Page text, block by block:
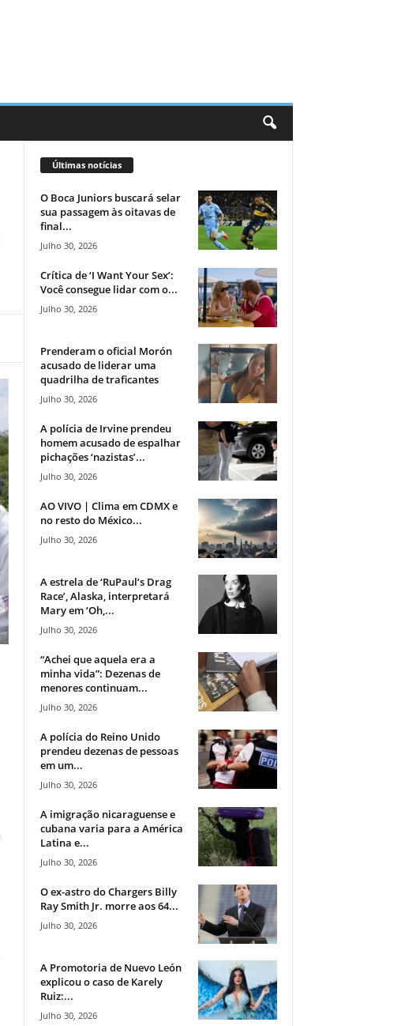
Últimas notícias
O Boca Juniors buscará selar
sua passagem às oitavas de
final...
Julho 30, 2026
Crítica de ‘I Want Your Sex’:
Você consegue lidar com o...
Julho 30, 2026
Prenderam o oficial Morón
acusado de liderar uma
quadrilha de traficantes
Julho 30, 2026
A polícia de Irvine prendeu
homem acusado de espalhar
pichações ‘nazistas’...
Julho 30, 2026
AO VIVO | Clima em CDMX e
no resto do México...
Julho 30, 2026
A estrela de ‘RuPaul’s Drag
Race’, Alaska, interpretará
Mary em ‘Oh,...
Julho 30, 2026
“Achei que aquela era a
minha vida”: Dezenas de
menores continuam...
Julho 30, 2026
A polícia do Reino Unido
prendeu dezenas de pessoas
em um...
Julho 30, 2026
A imigração nicaraguense e
cubana varia para a América
Latina e...
Julho 30, 2026
O ex-astro do Chargers Billy
Ray Smith Jr. morre aos 64...
Julho 30, 2026
A Promotoria de Nuevo León
explicou o caso de Karely
Ruiz:...
Julho 30, 2026